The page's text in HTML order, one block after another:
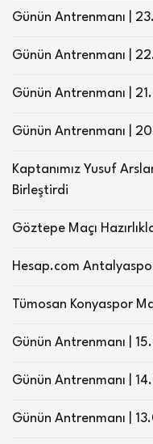
Günün Antrenmanı |
Günün Antrenmanı |
Günün Antrenmanı |
Günün Antrenmanı |
Kaptanımız Yusuf
Birleştirdi
Göztepe Maçı
Hesap.com
Tümosan Konyaspor
Günün Antrenmanı |
Günün Antrenmanı |
Günün Antrenmanı |